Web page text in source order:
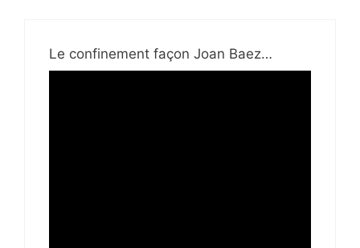
Le confinement façon Joan Baez…